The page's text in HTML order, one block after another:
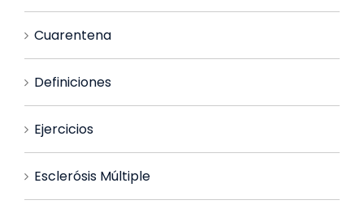
Cuarentena
Definiciones
Ejercicios
Esclerósis Múltiple